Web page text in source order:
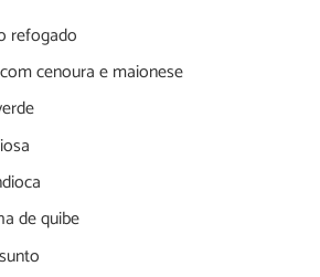
refogado
cenoura e maionese
de quibe